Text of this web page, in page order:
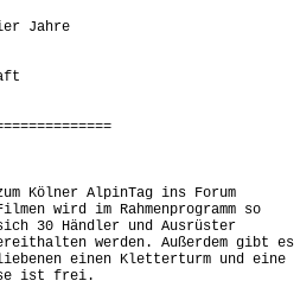
Jahre
Kölner AlpinTag ins Forum
wird im Rahmenprogramm so
30 Händler und Ausrüster
werden. Außerdem gibt es
einen Kletterturm und eine
ist frei.